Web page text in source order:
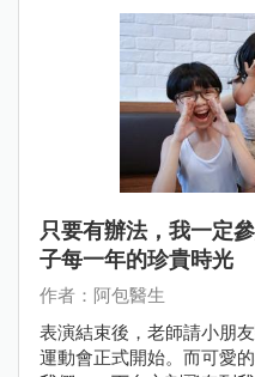
只要有辦法，我一定
子每一年的珍貴時光
作者：阿包醫生
表演結束後，老師請小朋
運動會正式開始。而可愛